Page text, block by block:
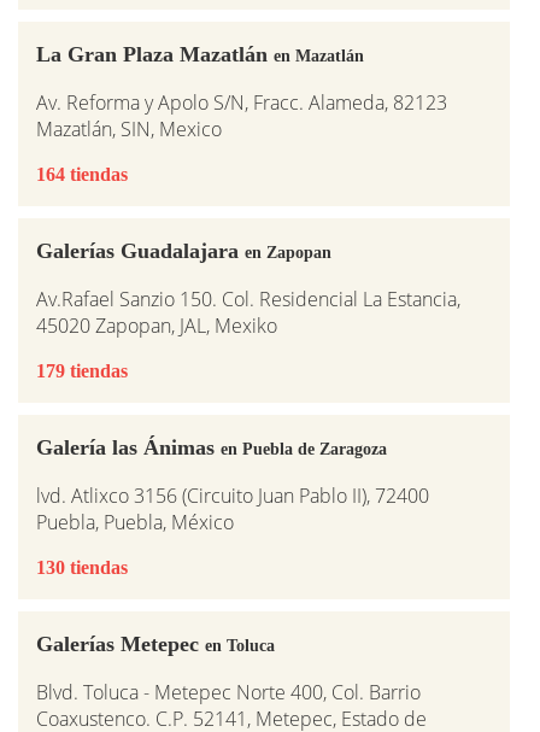
La Gran Plaza Mazatlán en Mazatlán
Av. Reforma y Apolo S/N, Fracc. Alameda, 82123
Mazatlán, SIN, Mexico
164 tiendas
Galerías Guadalajara en Zapopan
Av.Rafael Sanzio 150. Col. Residencial La Estancia,
45020 Zapopan, JAL, Mexiko
179 tiendas
Galería las Ánimas en Puebla de Zaragoza
lvd. Atlixco 3156 (Circuito Juan Pablo II), 72400
Puebla, Puebla, México
130 tiendas
Galerías Metepec en Toluca
Blvd. Toluca - Metepec Norte 400, Col. Barrio
Coaxustenco. C.P. 52141, Metepec, Estado de